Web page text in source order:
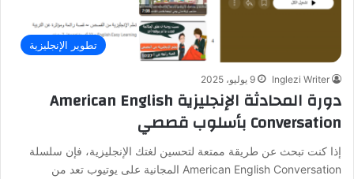
تطوير الإنجليزية
Inglezi Writer 9 يوليو، 2025
دورة المحادثة الإنجليزية American English
Conversation بأسلوب قصصي
إذا كنت تبحث عن طريقة ممتعة لتحسين لغتك الإنجليزية، فإن سلسلة
American English Conversation المجانية على يوتيوب تعد من